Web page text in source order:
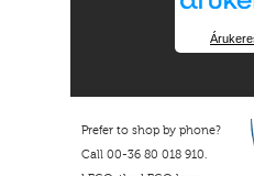
Prefer to shop by phone?
Call 00-36 80 018 910.